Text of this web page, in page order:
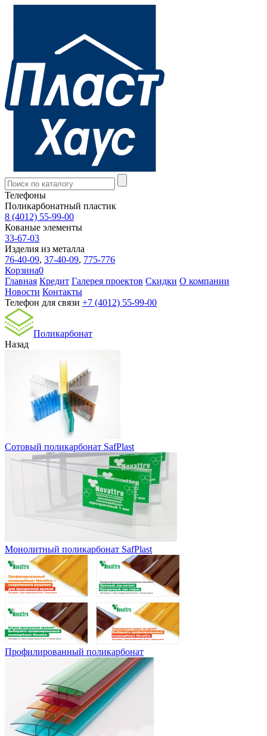
Телефоны
Поликарбонатный пластик
8 (4012) 55-99-00
Кованые элементы
33-67-03
Изделия из металла
76-40-09, 37-40-09, 775-776
Корзина0
Главная Кредит Галерея проектов Скидки О компании
Новости Контакты
Телефон для связи +7 (4012) 55-99-00
Поликарбонат
Назад
Сотовый поликарбонат SafPlast
Монолитный поликарбонат SafPlast
Профилированный поликарбонат